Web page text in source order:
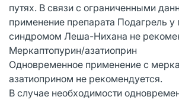
путях. В связи с ограниченными
применение препарата Подагрель у
синдромом Леша-Нихана не
Меркаптопурин/азатиоприн
Одновременное применение с
азатиоприном не рекомендуется.
В случае необходимости